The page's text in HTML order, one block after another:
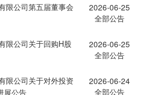
限公司第五届董事会
2026-06-25
全部公告
限公司关于回购H股
2026-06-25
全部公告
限公司关于对外投资
展公告
2026-06-24
全部公告